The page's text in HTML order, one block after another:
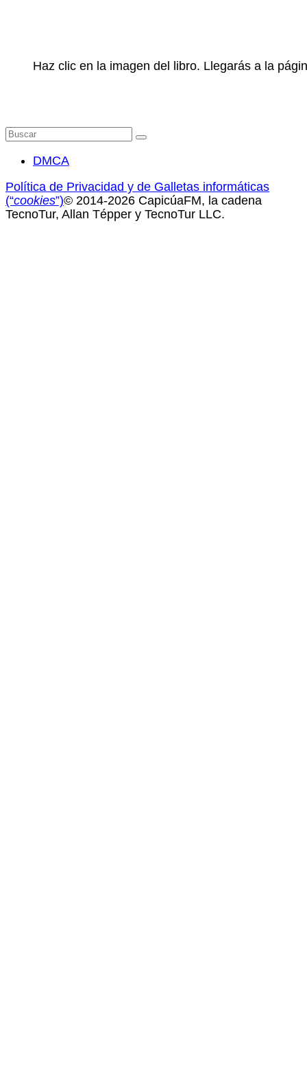
Haz clic en la imagen del libro. Llegarás a la
Buscar
DMCA
Política de Privacidad y de Galletas informáticas
(“cookies”)© 2014-2026 CapicúaFM, la cadena
TecnoTur, Allan Tépper y TecnoTur LLC.